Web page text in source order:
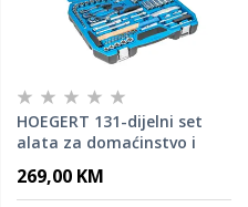
HOEGERT 131-dijelni set
alata za domaćinstvo i
HT1R439
269,00 KM